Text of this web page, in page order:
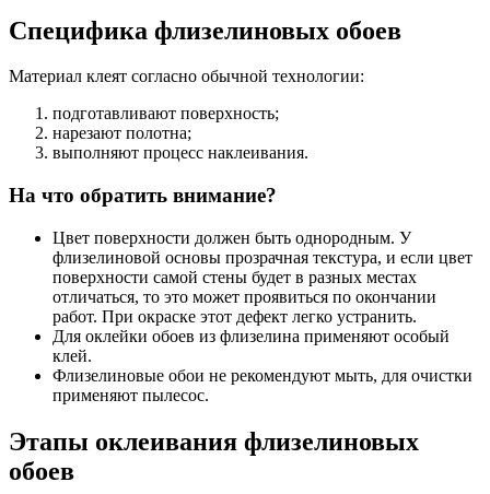
Специфика флизелиновых обоев
Материал клеят согласно обычной технологии:
подготавливают поверхность;
нарезают полотна;
выполняют процесс наклеивания.
На что обратить внимание?
Цвет поверхности должен быть однородным. У
флизелиновой основы прозрачная текстура, и если цвет
поверхности самой стены будет в разных местах
отличаться, то это может проявиться по окончании
работ. При окраске этот дефект легко устранить.
Для оклейки обоев из флизелина применяют особый
клей.
Флизелиновые обои не рекомендуют мыть, для очистки
применяют пылесос.
Этапы оклеивания флизелиновых
обоев